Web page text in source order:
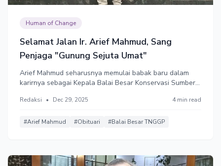
Human of Change
Selamat Jalan Ir. Arief Mahmud, Sang
Penjaga "Gunung Sejuta Umat"
Arief Mahmud seharusnya memulai babak baru dalam
karirnya sebagai Kepala Balai Besar Konservasi Sumber
Namun, Sang Pencipta memiliki rencana lain.
Redaksi • Dec 29, 2025 4 min read
#Arief Mahmud #Obituari #Balai Besar TNGGP